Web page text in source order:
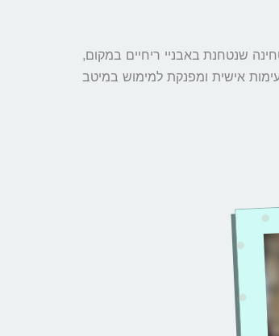
שנטחנת באבניי ריחיים במקום,
אישית ומפנקת למימוש במיטב